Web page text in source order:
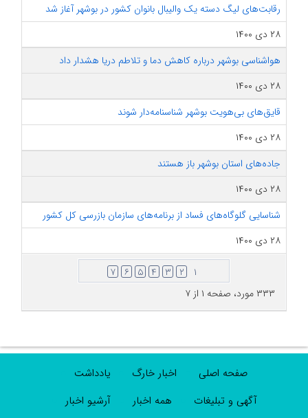
رقابت‌های لیگ دسته یک والیبال بانوان کشور در بوشهر آغاز شد
۲۸ دی ۱۴۰۰
هواشناسی بوشهر درباره کاهش دما و تلاطم دریا هشدار داد
۲۸ دی ۱۴۰۰
قایق‌های بی‌هویت بوشهر شناسنامه‌دار شوند
۲۸ دی ۱۴۰۰
جاده‌های استان بوشهر باز هستند
۲۸ دی ۱۴۰۰
شناسایی گلوگاه‌های فساد از برنامه‌های سازمان بازرسی کل کشور
۲۸ دی ۱۴۰۰
۱ ۲ ۳ ۴ ۵ ۶ ۷
۳۳۳ مورد، صفحه ۱ از ۷
صفحه اصلی اخبار خارگ
یادداشت
آگهی و تبلیغات
همه اخبار آرشیو اخبار